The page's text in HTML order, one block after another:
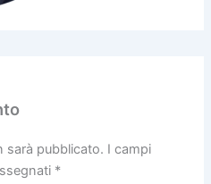
sarà pubblicato. I campi
*